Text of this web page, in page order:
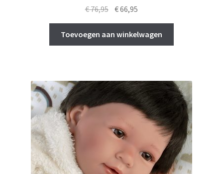
€76,95 Oorspronkelijke
was:
€ 76,95.
€66,95
is:
€ 66,95.
Toevoegen aan winkelwagen